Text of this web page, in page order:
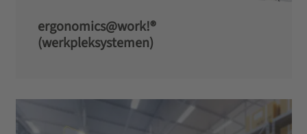
ergonomics@work!®
(werkpleksystemen)